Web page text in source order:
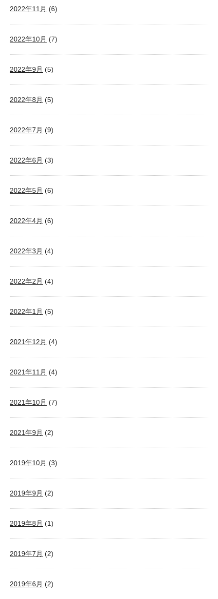
2022年11月 (6)
2022年10月 (7)
2022年9月 (5)
2022年8月 (5)
2022年7月 (9)
2022年6月 (3)
2022年5月 (6)
2022年4月 (6)
2022年3月 (4)
2022年2月 (4)
2022年1月 (5)
2021年12月 (4)
2021年11月 (4)
2021年10月 (7)
2021年9月 (2)
2019年10月 (3)
2019年9月 (2)
2019年8月 (1)
2019年7月 (2)
2019年6月 (2)